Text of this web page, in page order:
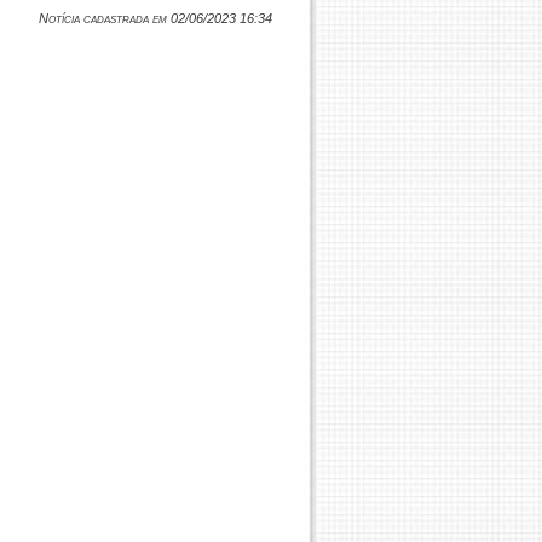
Notícia cadastrada em 02/06/2023 16:34